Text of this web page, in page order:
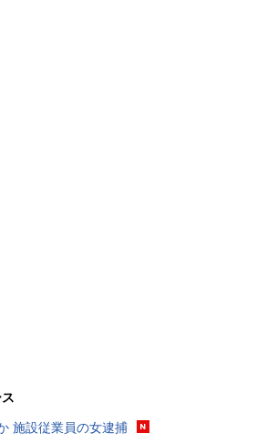
施設従業員の女逮捕